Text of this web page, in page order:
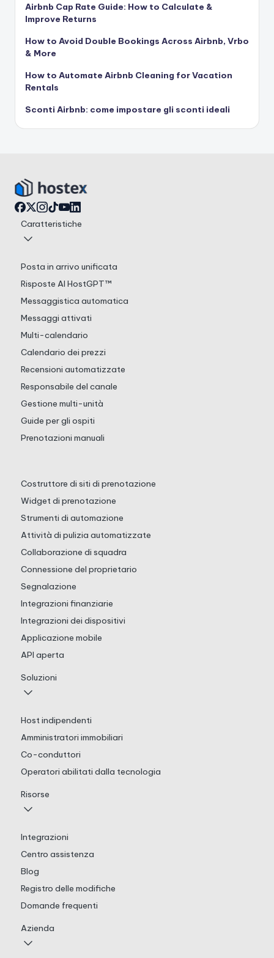
Airbnb Cap Rate Guide: How to Calculate &
Improve Returns
How to Avoid Double Bookings Across Airbnb, Vrbo
& More
How to Automate Airbnb Cleaning for Vacation
Rentals
Sconti Airbnb: come impostare gli sconti ideali
Caratteristiche
Posta in arrivo unificata
Risposte AI HostGPT™
Messaggistica automatica
Messaggi attivati
Multi-calendario
Calendario dei prezzi
Recensioni automatizzate
Responsabile del canale
Gestione multi-unità
Guide per gli ospiti
Prenotazioni manuali
Costruttore di siti di prenotazione
Widget di prenotazione
Strumenti di automazione
Attività di pulizia automatizzate
Collaborazione di squadra
Connessione del proprietario
Segnalazione
Integrazioni finanziarie
Integrazioni dei dispositivi
Applicazione mobile
API aperta
Soluzioni
Host indipendenti
Amministratori immobiliari
Co-conduttori
Operatori abilitati dalla tecnologia
Risorse
Integrazioni
Centro assistenza
Blog
Registro delle modifiche
Domande frequenti
Azienda